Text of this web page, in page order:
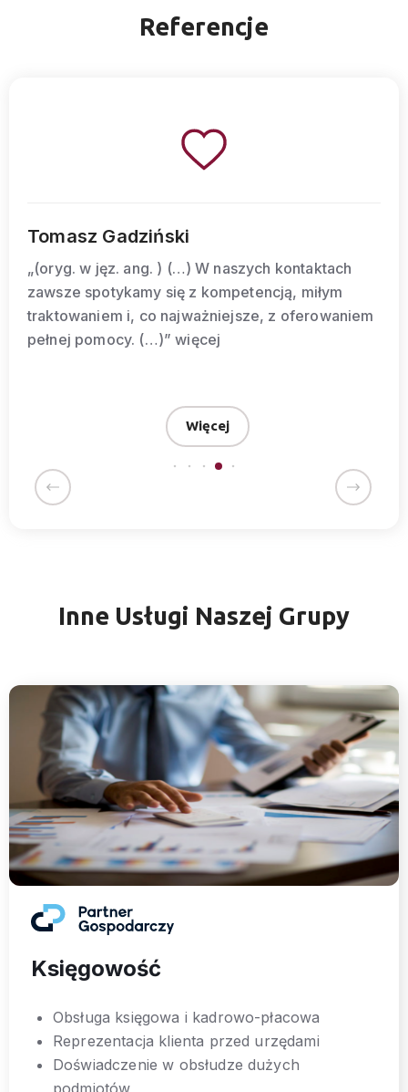
Referencje
miłym
Walentyna Bobrowa
„[oryg w jęz. ros.] Szybkość
nasze, czasami trudne, a nawet
pytania jest niezmiernie szybka,
zespołem wywołuje wyłącznie
Więcej
Inne Usługi Naszej Grupy
Księgowość
Obsługa księgowa i kadrowo-płacowa
Reprezentacja klienta przed urzędami
Doświadczenie w obsłudze dużych
podmiotów